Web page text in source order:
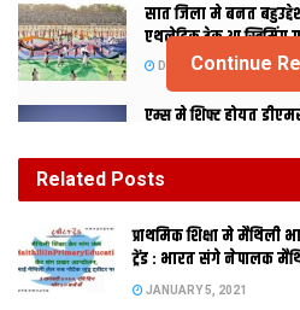
सात जिला मे बनत
एथलेटिक ट्रेक आ स्विमिंग
DECEMBER 26, 2020
एम्स मे शिफ्ट होयत
लोकनि, 29 कए
Continue
Related Posts
प्राथमिक शि‍क्षा मे मैथि‍ली
ट्रेंड : भारत संगे नेपालक
JANUARY 5, 2021